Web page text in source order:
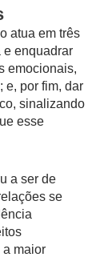
atua em três
e enquadrar
emocionais,
e, por fim, dar
sinalizando
esse
a ser de
se
a maior